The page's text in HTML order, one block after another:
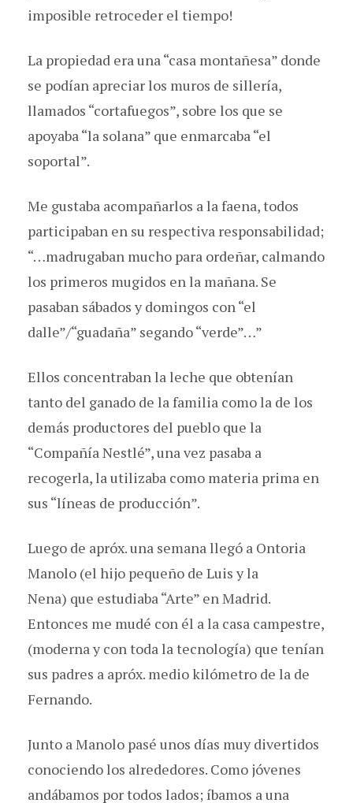
imposible retroceder el tiempo!
La propiedad era una “casa montañesa” donde
se podían apreciar los muros de sillería,
llamados “cortafuegos”, sobre los que se
apoyaba “la solana” que enmarcaba “el
soportal”.
Me gustaba acompañarlos a la faena, todos
participaban en su respectiva responsabilidad;
“…madrugaban mucho para ordeñar, calmando
los primeros mugidos en la mañana. Se
pasaban sábados y domingos con “el
dalle”/“guadaña” segando “verde”…”
Ellos concentraban la leche que obtenían
tanto del ganado de la familia como la de los
demás productores del pueblo que la
“Compañía Nestlé”, una vez pasaba a
recogerla, la utilizaba como materia prima en
sus “líneas de producción”.
Luego de apróx. una semana llegó a Ontoria
Manolo (el hijo pequeño de Luis y la
Nena) que estudiaba “Arte” en Madrid.
Entonces me mudé con él a la casa campestre,
(moderna y con toda la tecnología) que tenían
sus padres a apróx. medio kilómetro de la de
Fernando.
Junto a Manolo pasé unos días muy divertidos
conociendo los alrededores. Como jóvenes
andábamos por todos lados; íbamos a una